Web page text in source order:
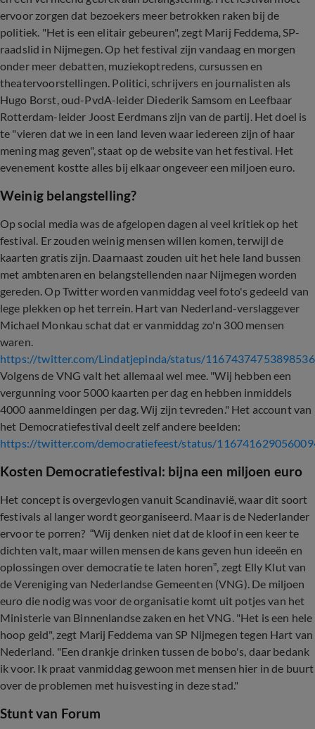
ervoor zorgen dat bezoekers meer betrokken raken bij de
politiek. "Het is een elitair gebeuren", zegt Marij Feddema, SP-
raadslid in Nijmegen. Op het festival zijn vandaag en morgen
onder meer debatten, muziekoptredens, cursussen en
theatervoorstellingen. Politici, schrijvers en journalisten als
Hugo Borst, oud-PvdA-leider Diederik Samsom en Leefbaar
Rotterdam-leider Joost Eerdmans zijn van de partij. Het doel is
te "vieren dat we in een land leven waar iedereen zijn of haar
mening mag geven", staat op de website van het festival. Het
evenement kostte alles bij elkaar ongeveer een miljoen euro.
Weinig belangstelling?
Op social media was de afgelopen dagen al veel kritiek op het
festival. Er zouden weinig mensen willen komen, terwijl de
kaarten gratis zijn. Daarnaast zouden uit het hele land bussen
met ambtenaren en belangstellenden naar Nijmegen worden
gereden. Op Twitter worden vanmiddag veel foto's gedeeld van
lege plekken op het terrein. Hart van Nederland-verslaggever
Michael Monkau schat dat er vanmiddag zo'n 300 mensen
waren.
https://twitter.com/Lindatjepinda/status/
Volgens de VNG valt het allemaal wel mee. "Wij hebben een
vergunning voor 5000 kaarten per dag en hebben inmiddels
4000 aanmeldingen per dag. Wij zijn tevreden." Het account van
het Democratiefestival deelt zelf andere beelden:
https://twitter.com/democratiefeest/status/
Kosten Democratiefestival: bijna een miljoen euro
Het concept is overgevlogen vanuit Scandinavië, waar dit soort
festivals al langer wordt georganiseerd. Maar is de Nederlander
ervoor te porren? “Wij denken niet dat de kloof in een keer te
dichten valt, maar willen mensen de kans geven hun ideeën en
oplossingen over democratie te laten horen”, zegt Elly Klut van
de Vereniging van Nederlandse Gemeenten (VNG). De miljoen
euro die nodig was voor de organisatie komt uit potjes van het
Ministerie van Binnenlandse zaken en het VNG. "Het is een hele
hoop geld", zegt Marij Feddema van SP Nijmegen tegen Hart van
Nederland. "Een drankje drinken tussen de bobo's, daar bedank
ik voor. Ik praat vanmiddag gewoon met mensen hier in de buurt
over de problemen met huisvesting in deze stad."
Stunt van Forum